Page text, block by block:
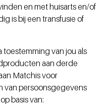
en met huisarts en/of
is bij een transfusie of
toestemming van jou als
aan derde
Matchis voor
van persoonsgegevens
basis van: